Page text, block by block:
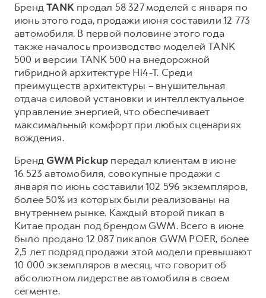
F7
от 2 899 000 ₽
F7X
от 3 599 000 ₽
POER
от 3 449 000 ₽
Кредит
КОРПОРАТИВНЫМ КЛИЕНТАМ
Для малого бизнеса
Корпоративным клиентам
Крупным корпоративным клиентам
Система управления автопарком
Сервис для корпоративных клиентов
HAVAL Лизинг
АКСЕССУАРЫ HAVAL
Автомобильные аксессуары
Коллекция CITY
Коллекция Базовая
Коллекция Детская
ПОДДЕРЖКА
GWM Безопасность
Гарантия HAVAL
Мобильное приложение GWM
Программа «HAVAL Защита+»
Руководства по эксплуатации
Подписки
АКСЕССУАРЫ HAVAL
Автомобильные аксессуары
Коллекция CITY
Коллекция Базовая
Коллекция Детская
БрендTANK продал 58 327 моделей с января по
июнь этого года, продажи июня составили 12 773
автомобиля. В первой половине этого года
также началось производство моделей TANK
500 и версии TANK 500 на внедорожной
гибридной архитектуре Hi4-T. Среди
преимуществ архитектуры – внушительная
отдача силовой установки и интеллектуальное
управление энергией, что обеспечивает
максимальный комфорт при любых сценариях
вождения.
БрендGWM Pickup передал клиентам в июне
16 523 автомобиля, совокупные продажи с
января по июнь составили 102 596 экземпляров,
более 50% из которых были реализованы на
внутреннем рынке. Каждый второй пикап в
Китае продан под брендом GWM. Всего в июне
было продано 12 087 пикапов GWM POER, более
2,5 лет подряд продажи этой модели превышают
10 000 экземпляров в месяц, что говорит об
абсолютном лидерстве автомобиля в своем
сегменте.